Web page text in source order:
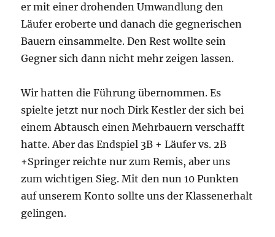
er mit einer drohenden Umwandlung den
Läufer eroberte und danach die gegnerischen
Bauern einsammelte. Den Rest wollte sein
Gegner sich dann nicht mehr zeigen lassen.
Wir hatten die Führung übernommen. Es
spielte jetzt nur noch Dirk Kestler der sich bei
einem Abtausch einen Mehrbauern verschafft
hatte. Aber das Endspiel 3B + Läufer vs. 2B
+Springer reichte nur zum Remis, aber uns
zum wichtigen Sieg. Mit den nun 10 Punkten
auf unserem Konto sollte uns der Klassenerhalt
gelingen.